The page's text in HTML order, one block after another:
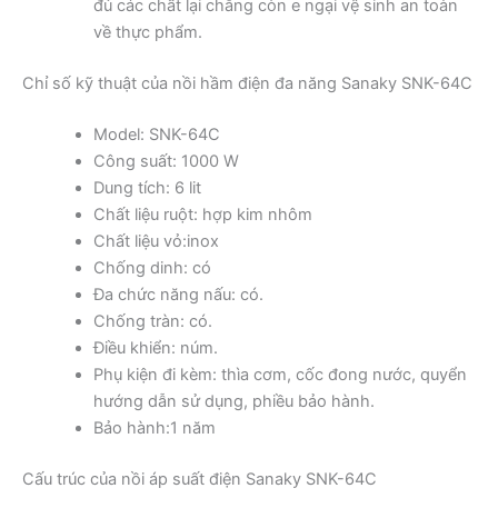
đủ các chất lại chẳng còn e ngại vệ sinh an toàn
về thực phẩm.
Chỉ số kỹ thuật của nồi hầm điện đa năng Sanaky SNK-64C
Model: SNK-64C
Công suất: 1000 W
Dung tích: 6 lit
Chất liệu ruột: hợp kim nhôm
Chất liệu vỏ:inox
Chống dinh: có
Đa chức năng nấu: có.
Chống tràn: có.
Điều khiển: núm.
Phụ kiện đi kèm: thìa cơm, cốc đong nước, quyển
hướng dẫn sử dụng, phiều bảo hành.
Bảo hành:1 năm
Cấu trúc của nồi áp suất điện Sanaky SNK-64C